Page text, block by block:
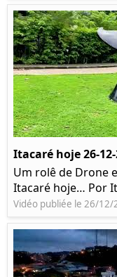
Itacaré hoje 26-12-
Um rolê de Drone
Itacaré hoje… Por
Vidéo publiée le 26/12/